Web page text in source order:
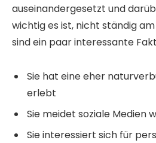
auseinandergesetzt und
wichtig es ist, nicht ständig am
sind ein paar interessante
Sie hat eine eher
erlebt
Sie meidet soziale Medien
Sie interessiert sich für